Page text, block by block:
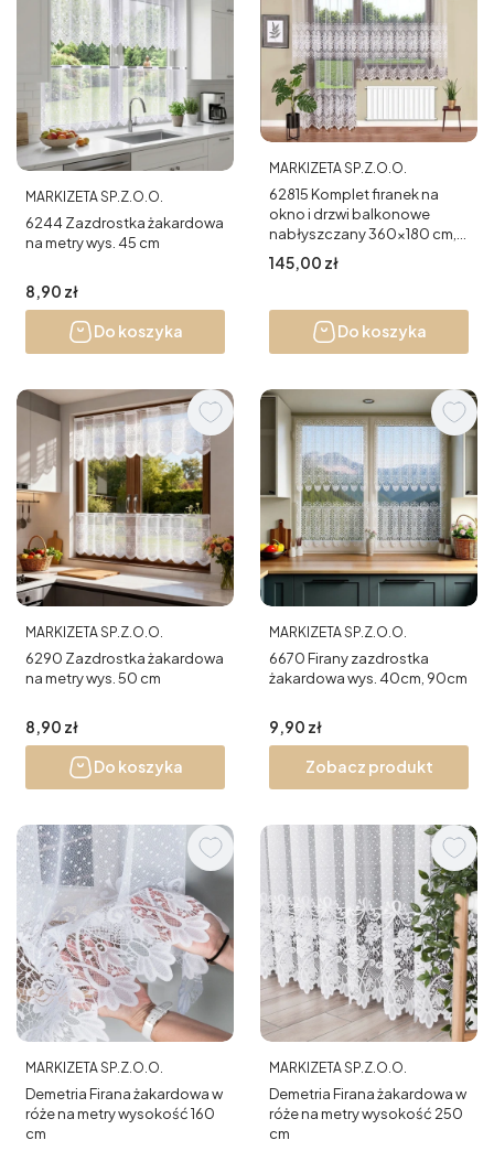
PRODUCENT
MARKIZETA SP.Z.O.O.
6244 Zazdrostka żakardowa
na metry wys. 45 cm
Cena
8,90 zł
Do koszyka
PRODUCENT
MARKIZETA SP.Z.O.O.
62815 Komplet firanek na
okno i drzwi balkonowe
nabłyszczany 360x180 cm,
175x250 cm
Cena
145,00 zł
Do koszyka
PRODUCENT
MARKIZETA SP.Z.O.O.
6290 Zazdrostka żakardowa
na metry wys. 50 cm
Cena
8,90 zł
Do koszyka
PRODUCENT
MARKIZETA SP.Z.O.O.
6670 Firany zazdrostka
żakardowa wys. 40cm, 90cm
Cena
9,90 zł
Zobacz produkt
PRODUCENT
MARKIZETA SP.Z.O.O.
Demetria Firana żakardowa w
róże na metry wysokość 160
cm
PRODUCENT
MARKIZETA SP.Z.O.O.
Demetria Firana żakardowa w
róże na metry wysokość 250
cm